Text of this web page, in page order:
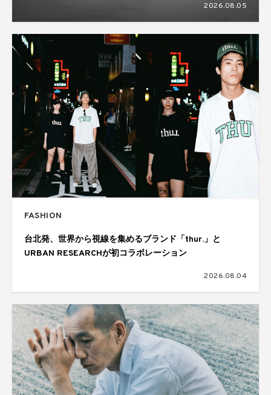
2026.08.05
FASHION
台北発、世界から視線を集めるブランド「thur.」と
URBAN RESEARCHが初コラボレーション
2026.08.04